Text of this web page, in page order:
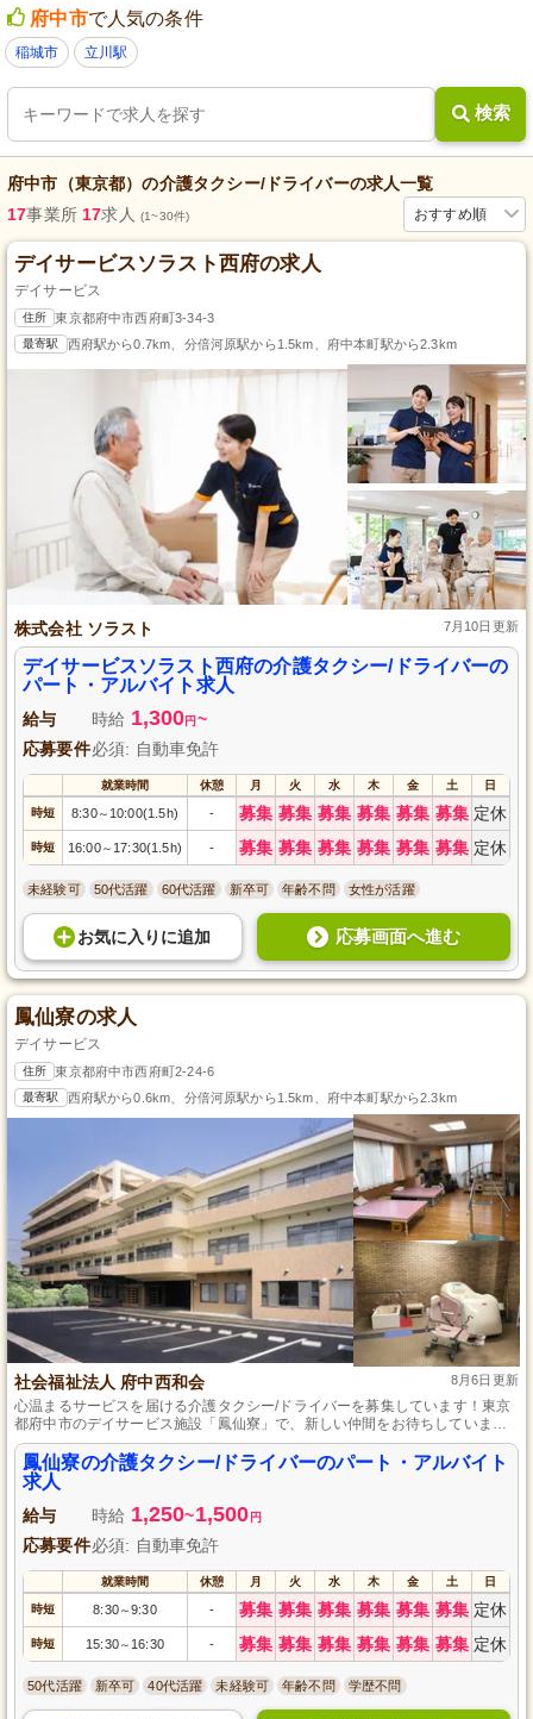
府中市で人気の条件
稲城市 立川駅
検索
府中市（東京都）の介護タクシー/ドライバーの求人一覧
おすすめ順
17事業所 17求人 (1~30件)
デイサービスソラスト西府の求人
デイサービス
住所 東京都府中市西府町3-34-3
最寄駅 西府駅から0.7km、分倍河原駅から1.5km、府中本町駅から2.3km
株式会社 ソラスト 7月10日更新
デイサービスソラスト西府の介護タクシー/ドライバーの
パート・アルバイト求人
給与 時給 1,300円 ~
応募要件必須: 自動車免許
就業時間 休憩 月 火 水 木 金 土 日
時短 8:30～ 10:00(1.5h) - 募集 募集 募集 募集 募集 募集 定休
時短 16:00～ 17:30(1.5h) - 募集 募集 募集 募集 募集 募集 定休
未経験可 50代活躍 60代活躍 新卒可 年齢不問 女性が活躍
お気に入り に追加 応募画面へ進む
鳳仙寮の求人
デイサービス
住所 東京都府中市西府町2-24-6
最寄駅 西府駅から0.6km、分倍河原駅から1.5km、府中本町駅から2.3km
社会福祉法人 府中西和会 8月6日更新
心温まるサービスを届ける介護タクシー/ドライバーを募集しています！東京
都府中市のデイサービス施設「鳳仙寮」で、新しい仲間をお待ちしていま
す。あなたの運転する車が利用者様の大切な移動手段です。未経験でも安心
してスタートできる豊富な研修制度があり、柔軟な働き方が可能です。運転
と人と接することが好きな方、心豊かに働きたい方、ぜひご応募ください。
あなたの笑顔と優しさで、安全と喜びを運びましょう。
鳳仙寮の介護タクシー/ドライバーのパート・アルバイト
求人
給与 時給 1,250~1,500 円
応募要件必須: 自動車免許
就業時間 休憩 月 火 水 木 金 土 日
時短 8:30～9:30 - 募集 募集 募集 募集 募集 募集 定休
時短 15:30～ 16:30 - 募集 募集 募集 募集 募集 募集 定休
50代活躍 新卒可 40代活躍 未経験可 年齢不問 学歴不問